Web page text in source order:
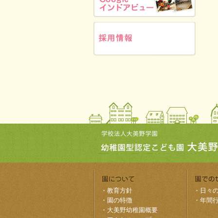
・ 教育方針
・ 園の特徴
・ 大美野幼稚園概要
・ 日々
・ 年間